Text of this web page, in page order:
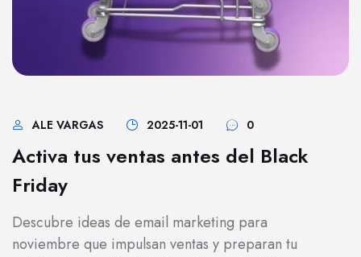
ALE VARGAS 2025-11-01 0
Activa tus ventas antes del Black
Friday
Descubre ideas de email marketing para
noviembre que impulsan ventas y preparan tu